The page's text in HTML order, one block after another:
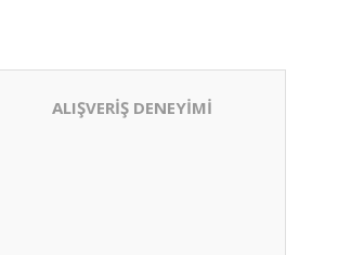
ALIŞVERİŞ DENEYİMİ